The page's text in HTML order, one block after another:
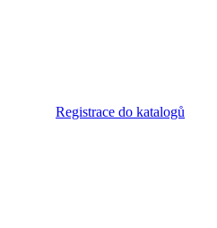
Registrace do katalogů